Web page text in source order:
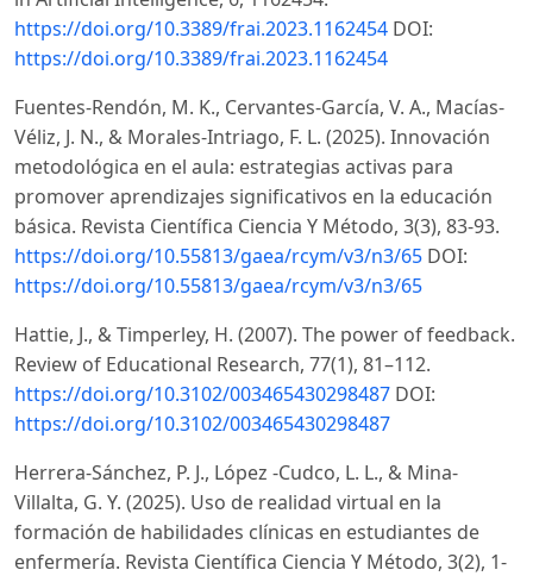
https://doi.org/10.3389/frai.2023.1162454 DOI:
https://doi.org/10.3389/frai.2023.1162454
Fuentes-Rendón, M. K., Cervantes-García, V. A., Macías-
Véliz, J. N., & Morales-Intriago, F. L. (2025). Innovación
metodológica en el aula: estrategias activas para
promover aprendizajes significativos en la educación
básica. Revista Científica Ciencia Y Método, 3(3), 83-93.
https://doi.org/10.55813/gaea/rcym/v3/n3/65 DOI:
https://doi.org/10.55813/gaea/rcym/v3/n3/65
Hattie, J., & Timperley, H. (2007). The power of feedback.
Review of Educational Research, 77(1), 81–112.
https://doi.org/10.3102/003465430298487 DOI:
https://doi.org/10.3102/003465430298487
Herrera-Sánchez, P. J., López -Cudco, L. L., & Mina-
Villalta, G. Y. (2025). Uso de realidad virtual en la
formación de habilidades clínicas en estudiantes de
enfermería. Revista Científica Ciencia Y Método, 3(2), 1-